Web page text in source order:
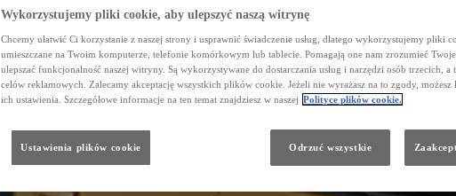
Wykorzystujemy pliki cookie, aby ulepszyć naszą witrynę
Chcemy ułatwić Ci korzystanie z naszej strony i usprawnić świadczenie usług, dlatego wykorzystujemy pliki
umieszczane na Twoim komputerze, telefonie komórkowym lub tablecie. Pomagają one nam zrozumieć
ulepszać funkcjonalność naszej witryny. Są wykorzystywane do dostarczania usług i narzędzi osób trzecich, a
celów reklamowych. Zalecamy akceptację wszystkich plików cookie. Jeżeli nie wyrażasz na to zgody, możesz
ich ustawienia. Szczegółowe informacje na ten temat znajdziesz w naszej Polityce plików cookie.
Ustawienia plików cookie Odrzuć wszystkie